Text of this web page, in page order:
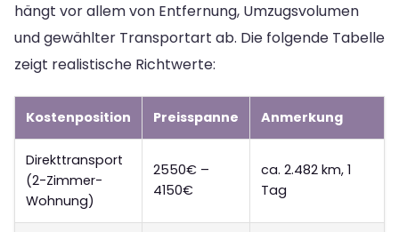
hängt vor allem von Entfernung, Umzugsvolumen
und gewählter Transportart ab. Die folgende Tabelle
zeigt realistische Richtwerte:
Kostenposition Preisspanne Anmerkung
Direkttransport
(2-Zimmer-
Wohnung)
2550€ –
4150€
ca. 2.482 km, 1
Tag